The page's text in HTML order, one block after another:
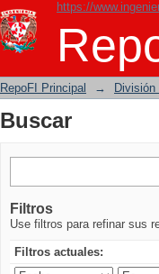
https://
Buscar
RepoFI Principal →
Buscar
Filtros
Use filtros para refinar sus
Filtros actuales: